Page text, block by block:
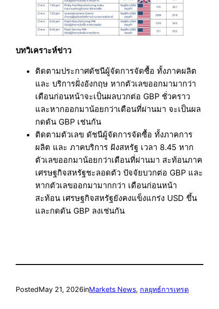
บทวิเคราะห์ข่าว
ติดตามประกาศดัชนีผู้จัดการจัดซื้อ ทั้งภาคผลิต
และ บริการฝั่งอังกฤษ หากตัวเลขออกมามากว่า
เดือนก่อนหน้าจะเป็นผลบวกต่อ GBP ชั่วคราว
และหากออกมาน้อยกว่าเดือนที่ผ่านมา จะเป็นผล
กดดัน GBP เช่นกัน
ติดตามตัวเลข ดัชนีผู้จัดการจัดซื้อ ทั้งภาคการ
ผลิต และ ภาคบริการ ฝังสหรัฐ เวลา 8.45 หาก
ตัวเลขออกมาน้อยกว่าเดือนที่ผ่านมา สะท้อนภาค
เศรษฐกิจสหรัฐชะลอดตัว ปัจจัยบวกต่อ GBP และ
หากตัวเลขออกมามากกว่า เดือนก่อนหน้า
สะท้อน เศรษฐกิจสหรัฐยังคงแข็งแกร่ง USD ขึ้น
และกดดัน GBP ลงเช่นกัน
PostedMay 21, 2026inMarkets News, กลยุทธ์การเทรด